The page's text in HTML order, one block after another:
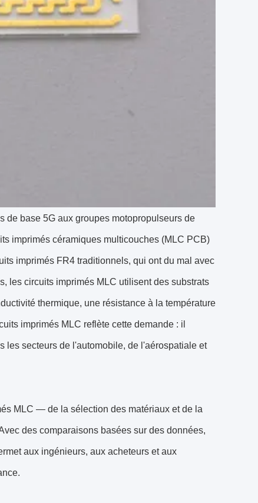
base 5G aux groupes motopropulseurs de
imprimés céramiques multicouches (MLC PCB)
imprimés FR4 traditionnels, qui ont du mal avec
les circuits imprimés MLC utilisent des substrats
thermique, une résistance à la température
imprimés MLC reflète cette demande : il
les secteurs de l'automobile, de l'aérospatiale et
MLC — de la sélection des matériaux et de la
des comparaisons basées sur des données,
aux ingénieurs, aux acheteurs et aux